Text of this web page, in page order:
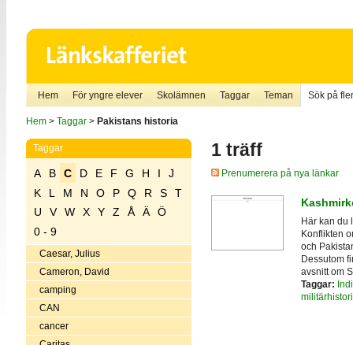
Hem För yngre elever Skolämnen Taggar Teman Sök på
Hem> Taggar> Pakistans historia
Taggar
A B C D E F G H I
J
K
L M N O P Q R S
T
U
V W X Y Z Å Ä
Ö
0 - 9
Caesar, Julius
Cameron, David
camping
CAN
cancer
1 träff
Prenumerera på nya länkar
Här kan du
Konflikten
och
Dessutom
avsnitt om
Taggar: